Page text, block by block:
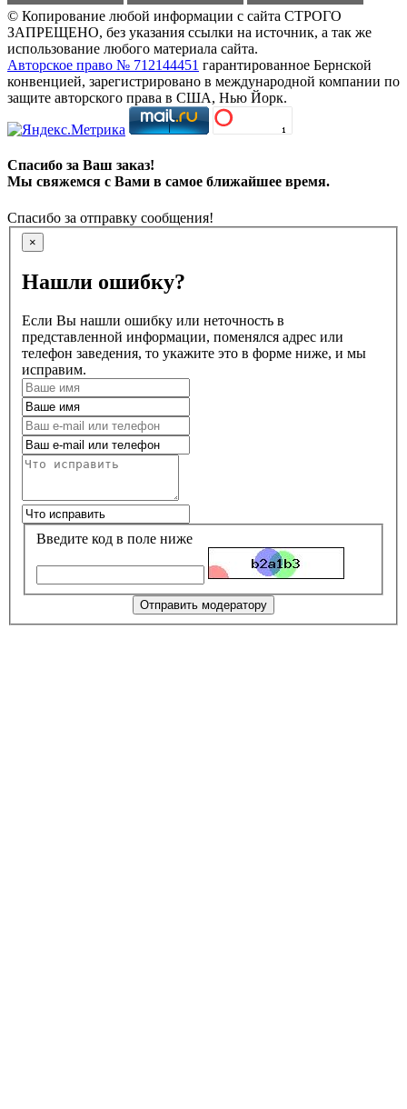
© Копирование любой информации с сайта СТРОГО
ЗАПРЕЩЕНО, без указания ссылки на источник, а так же
использование любого материала сайта.
Авторское право № 712144451 гарантированное Бернской
конвенцией, зарегистрировано в международной компании по
защите авторского права в США, Нью Йорк.
Спасибо за Ваш заказ!
Мы свяжемся с Вами в самое ближайшее время.
Спасибо за отправку сообщения!
×
Нашли ошибку?
Если Вы нашли ошибку или неточность в
представленной информации, поменялся адрес или
телефон заведения, то укажите это в форме ниже, и мы
исправим.
Введите код в поле ниже
Отправить модератору